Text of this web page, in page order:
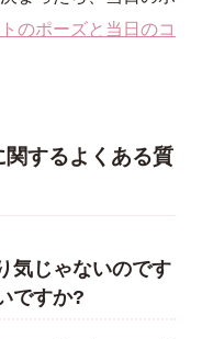
のポーズと当日のコ
するよくある質
気じゃないのです
ですか?